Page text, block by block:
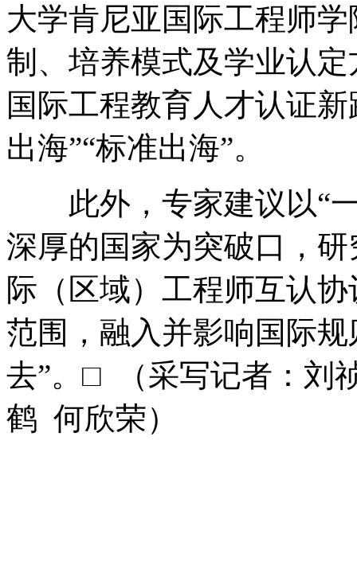
大学肯尼亚国际工程师
制、培养模式及学业认
国际工程教育人才认证
出海”“标准出海”。
此外，专家建议以“一
深厚的国家为突破口，
际（区域）工程师互认
范围，融入并影响国际
去”。□ （采写记者：
鹤 何欣荣）